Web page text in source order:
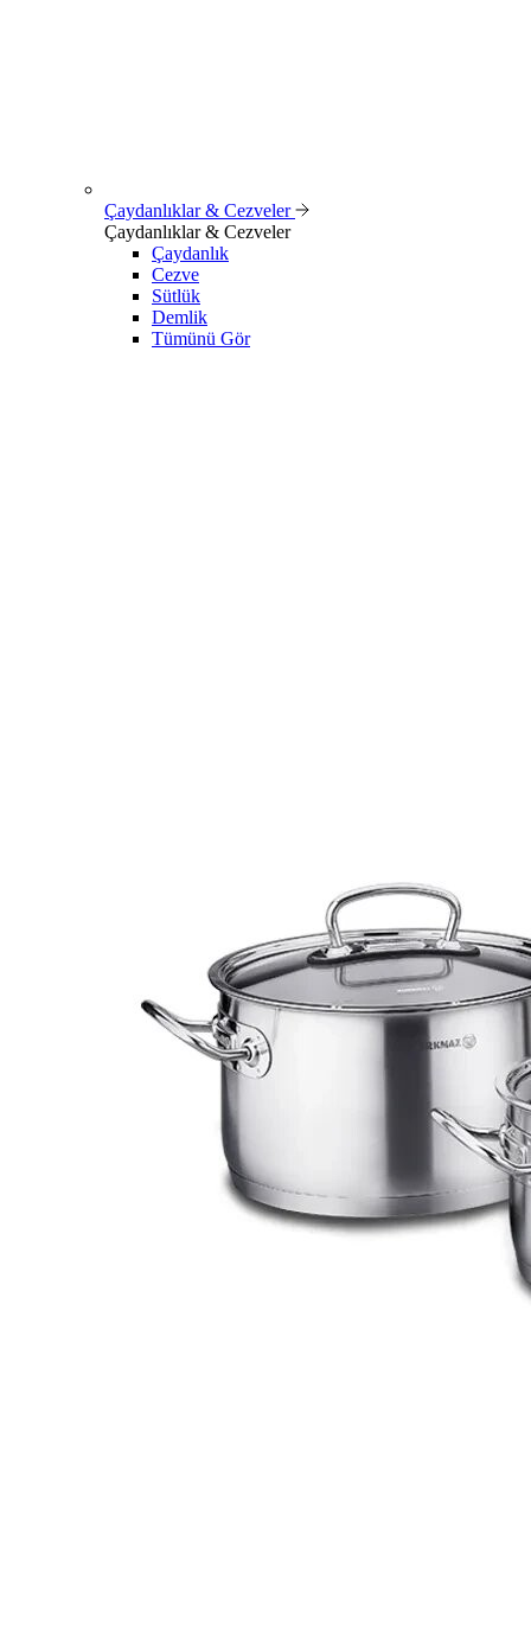
Çaydanlıklar & Cezveler
Çaydanlıklar & Cezveler
Çaydanlık
Cezve
Sütlük
Demlik
Tümünü Gör